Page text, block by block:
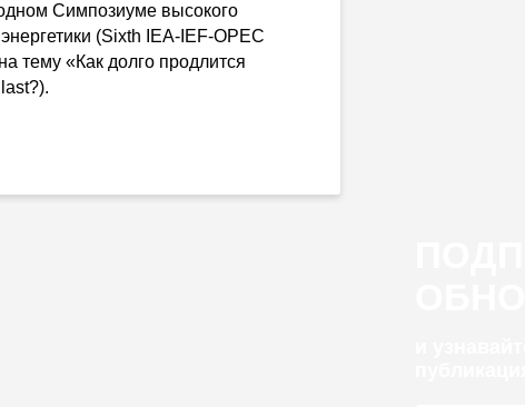
Симпозиуме высокого
(Sixth
IEA-IEF-OPEC
тему «Как долго продлится